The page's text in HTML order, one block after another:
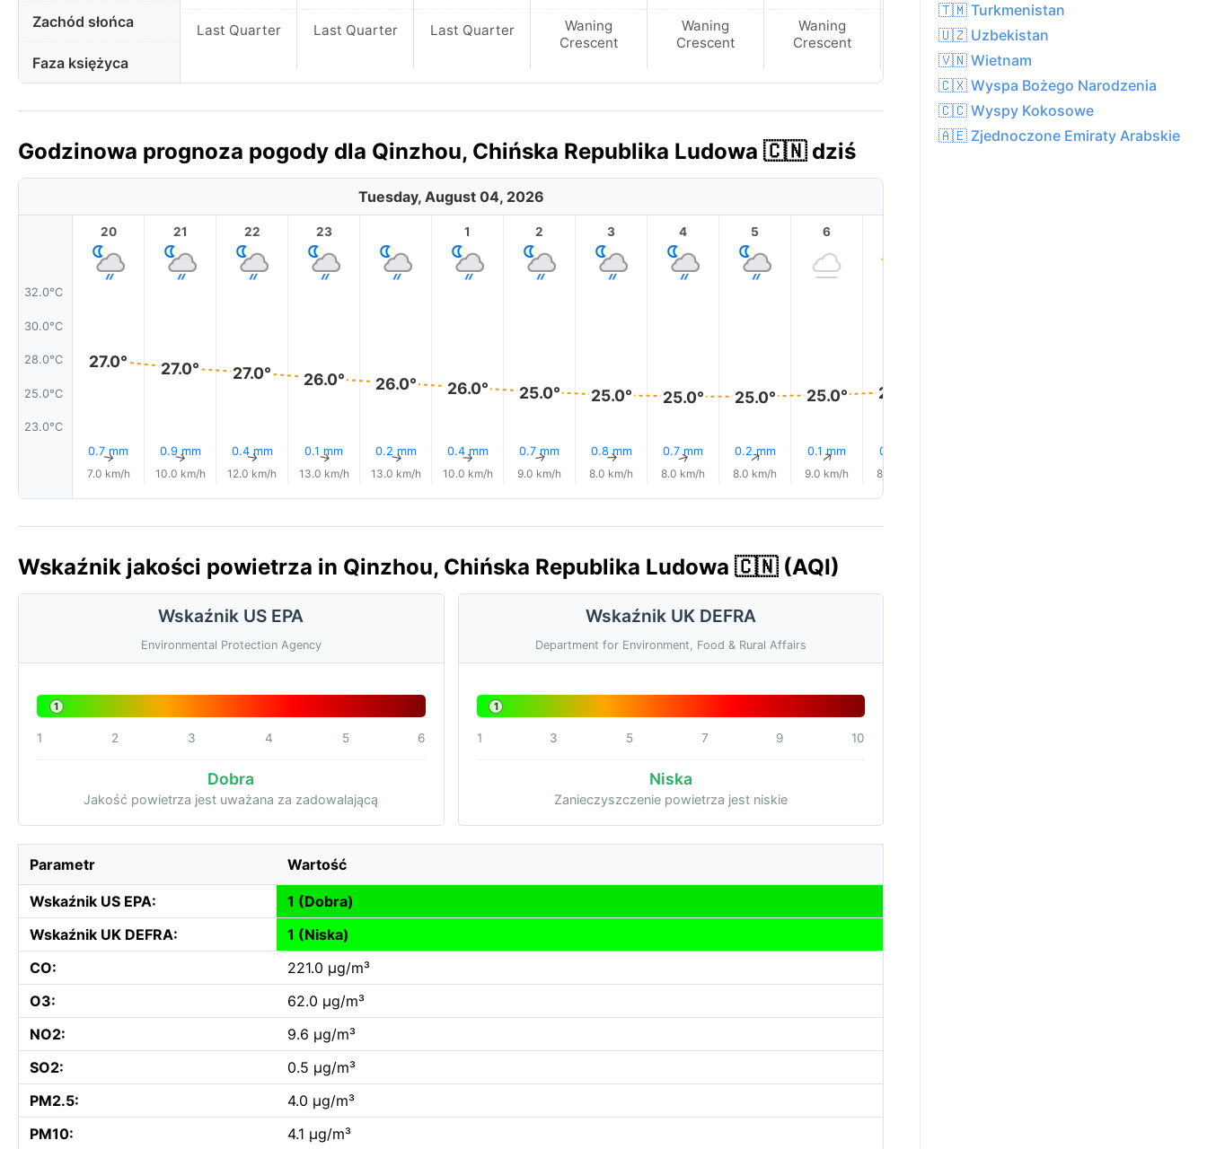
Zachód słońca
Faza księżyca
Last Quarter Last Quarter Last Quarter
Waning
Crescent
Waning
Crescent
Waning
Crescent
New Moon
Godzinowa prognoza pogody dla Qinzhou, Chińska Republika Ludowa 🇨🇳 dziś
Tuesday, August 04, 2026
32.0°C
30.0°C
28.0°C
25.0°C
23.0°C
20
27.0°
0.7 mm
↑
7.0 km/h
21
27.0°
0.9 mm
↑
10.0 km/h
22
27.0°
0.4 mm
↑
12.0 km/h
23
26.0°
0.1 mm
↑
13.0 km/h
26.0°
0.2 mm
↑
13.0 km/h
1
26.0°
0.4 mm
↑
10.0 km/h
2
25.0°
0.7 mm
↑
9.0 km/h
3
25.0°
0.8 mm
↑
8.0 km/h
4
25.0°
0.7 mm
↑
8.0 km/h
5
25.0°
0.2 mm
↑
8.0 km/h
6
25.0°
0.1 mm
↑
9.0 km/h
25.0°
0.1 mm
8.0 km/h
Wskaźnik jakości powietrza in Qinzhou, Chińska Republika Ludowa 🇨🇳 (AQI)
Wskaźnik US EPA
Environmental Protection Agency
1
1 2 3 4 5 6
Dobra
Jakość powietrza jest uważana za zadowalającą
Wskaźnik UK DEFRA
Department for Environment, Food & Rural Affairs
1
1 3 5 7 9 10
Niska
Zanieczyszczenie powietrza jest niskie
Parametr Wartość
Wskaźnik US EPA:
1 (Dobra)
Wskaźnik UK DEFRA:
1 (Niska)
CO:
221.0 µg/m³
O3:
62.0 µg/m³
NO2:
9.6 µg/m³
SO2:
0.5 µg/m³
PM2.5:
4.0 µg/m³
PM10:
4.1 µg/m³
🇹🇲 Turkmenistan
🇺🇿 Uzbekistan
🇻🇳 Wietnam
🇨🇽 Wyspa Bożego Narodzenia
🇨🇨 Wyspy Kokosowe
🇦🇪 Zjednoczone Emiraty Arabskie